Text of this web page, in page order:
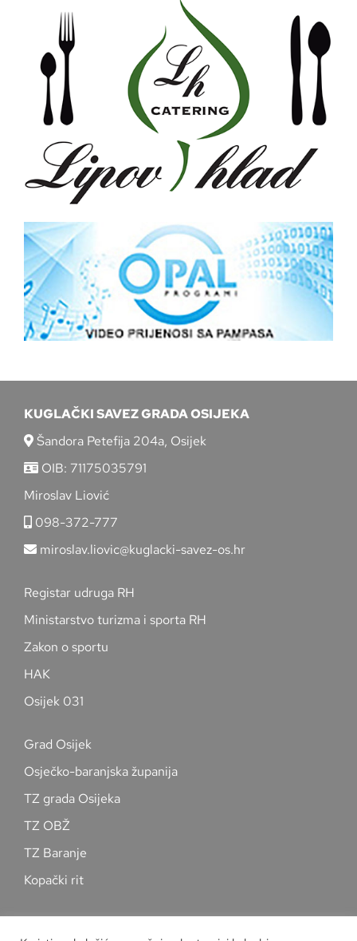
KUGLAČKI SAVEZ GRADA OSIJEKA
Šandora Petefija 204a, Osijek
OIB: 71175035791
Miroslav Liović
098-372-777
miroslav.liovic@kuglacki-savez-os.hr
Registar udruga RH
Ministarstvo turizma i sporta RH
Zakon o sportu
HAK
Osijek 031
Grad Osijek
Osječko-baranjska županija
TZ grada Osijeka
TZ OBŽ
TZ Baranje
Kopački rit